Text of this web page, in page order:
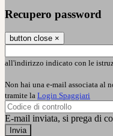
Recupero password
button close ×
all'indirizzo indicato con le
Non hai una e-mail associata al
tramite la Login Spaggiari
E-mail inviata, si prega di